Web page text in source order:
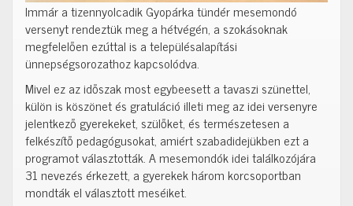
Immár a tizennyolcadik Gyopárka tündér mesemondó
versenyt rendeztük meg a hétvégén, a szokásoknak
megfelelően ezúttal is a településalapítási
ünnepségsorozathoz kapcsolódva.
Mivel ez az időszak most egybeesett a tavaszi szünettel,
külön is köszönet és gratuláció illeti meg az idei versenyre
jelentkező gyerekeket, szülőket, és természetesen a
felkészítő pedagógusokat, amiért szabadidejükben ezt a
programot választották. A mesemondók idei találkozójára
31 nevezés érkezett, a gyerekek három korcsoportban
mondták el választott meséiket.